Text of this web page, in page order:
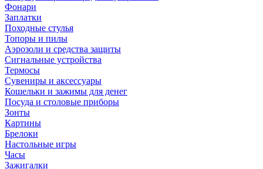
Фонари
Заплатки
Походные стулья
Топоры и пилы
Аэрозоли и средства защиты
Сигнальные устройства
Термосы
Сувениры и аксессуары
Кошельки и зажимы для денег
Посуда и столовые приборы
Зонты
Картины
Брелоки
Настольные игры
Часы
Зажигалки